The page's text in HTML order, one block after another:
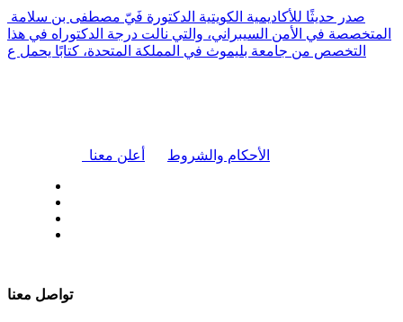
المتخصصة في الأمن السيبراني، والتي نالت درجة الدكتوراه في هذا
التخصص من جامعة بليموث في المملكة المتحدة، كتابًا يحمل ع
أعلن معنا الأحكام والشروط
تواصل معنا